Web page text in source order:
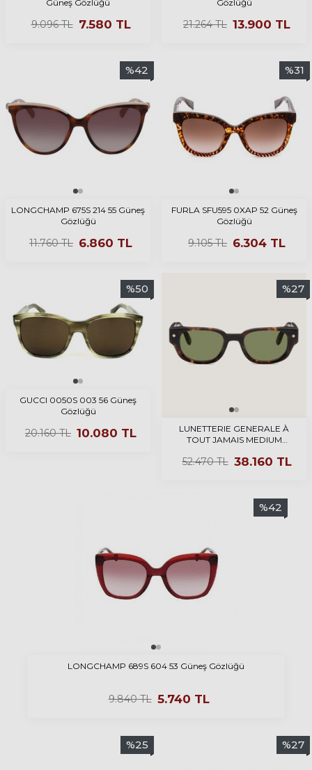
Güneş Gözlüğü
9.096TL 7.580 TL
Gözlüğü
21.264TL 13.900 TL
%42
LONGCHAMP 675S 214 55 Güneş
Gözlüğü
11.760TL 6.860 TL
%31
FURLA SFU595 0XAP 52 Güneş
Gözlüğü
9.105TL 6.304 TL
%50
GUCCI 0050S 003 56 Güneş
Gözlüğü
20.160TL 10.080 TL
%27
LUNETTERIE GENERALE À
TOUT JAMAIS MEDIUM
52.470TL 38.160 TL
%42
LONGCHAMP 689S 604 53 Güneş Gözlüğü
9.840TL 5.740 TL
%25 %27